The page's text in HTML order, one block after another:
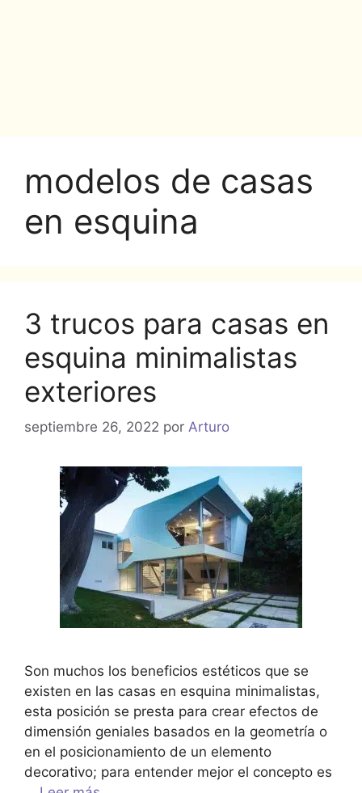
modelos de casas
en esquina
3 trucos para casas en
esquina minimalistas
exteriores
septiembre 26, 2022 por Arturo
Son muchos los beneficios estéticos que se
existen en las casas en esquina minimalistas,
esta posición se presta para crear efectos de
dimensión geniales basados en la geometría o
en el posicionamiento de un elemento
decorativo; para entender mejor el concepto es